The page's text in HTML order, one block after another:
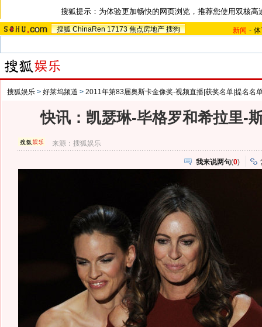
搜狐提示：为体验更加畅快的网页浏览，推荐您使用双核高
搜狐 ChinaRen 17173 焦点房地产 搜狗 新闻 -
搜狐娱乐 > 好莱坞频道 > 2011年第83届奥斯卡金像奖-视频直播|获奖名单|提名名
快讯：凯瑟琳-毕格罗和希拉里-
来源：搜狐娱乐
我来说两句(0)